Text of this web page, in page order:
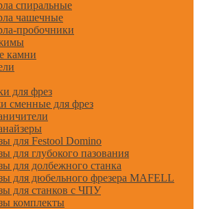
спиральные
чашечные
пробочники
камни
для фрез
сменные для фрез
для Festool Domino
для глубокого пазования
для долбежного станка
для дюбельного фрезера MAFELL
для станков с ЧПУ
комплекты